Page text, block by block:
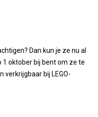
Dan kun je ze nu al
1 oktober bij bent om ze te
verkrijgbaar bij LEGO-